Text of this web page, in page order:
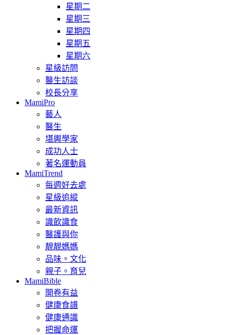
星期二
星期三
星期四
星期五
星期六
星級訪問
醫生訪談
校長分享
MamiPro
藝人
醫生
堪輿學家
成功人士
著名運動員
MamiTrend
每週好去處
星級追縱
最新資訊
識飲識食
醫護與你
靚靚媽媽
品味。文化
親子。育兒
MamiBible
開卷有益
健康食譜
健康通識
把握命運